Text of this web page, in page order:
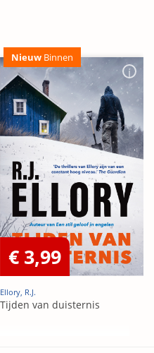
Nieuw Binnen
€ 3,99
Ellory, R.J.
Tijden van duisternis